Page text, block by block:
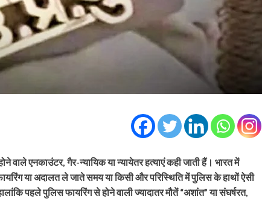
वाले एनकाउंटर, गैर-न्यायिक या न्यायेतर हत्याएं कही जाती हैं। भारत में
या अदालत ले जाते समय या किसी और परिस्थिति में पुलिस के हाथों ऐसी
पहले पुलिस फायरिंग से होने वाली ज्यादातर मौतें “अशांत” या संघर्षरत,